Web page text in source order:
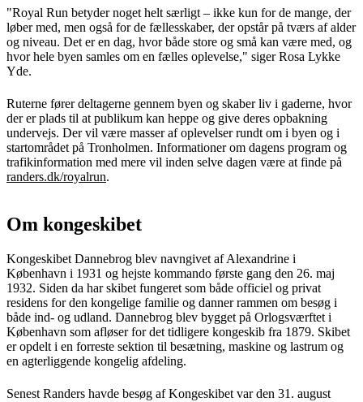
"Royal Run betyder noget helt særligt – ikke kun for de mange, der
løber med, men også for de fællesskaber, der opstår på tværs af alder
og niveau. Det er en dag, hvor både store og små kan være med, og
hvor hele byen samles om en fælles oplevelse," siger Rosa Lykke
Yde.
Ruterne fører deltagerne gennem byen og skaber liv i gaderne, hvor
der er plads til at publikum kan heppe og give deres opbakning
undervejs. Der vil være masser af oplevelser rundt om i byen og i
startområdet på Tronholmen. Informationer om dagens program og
trafikinformation med mere vil inden selve dagen være at finde på
randers.dk/royalrun.
Om kongeskibet
Kongeskibet Dannebrog blev navngivet af Alexandrine i
København i 1931 og hejste kommando første gang den 26. maj
1932. Siden da har skibet fungeret som både officiel og privat
residens for den kongelige familie og danner rammen om besøg i
både ind- og udland. Dannebrog blev bygget på Orlogsværftet i
København som afløser for det tidligere kongeskib fra 1879. Skibet
er opdelt i en forreste sektion til besætning, maskine og lastrum og
en agterliggende kongelig afdeling.
Senest Randers havde besøg af Kongeskibet var den 31. august